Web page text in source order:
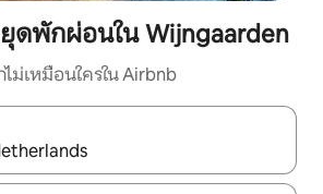
ดพักผ่อนใน Wijngaarden
เหมือนใครใน Airbnb
ช้การสัมผัสหรือปัด เพื่อสำรวจผลการค้นหา